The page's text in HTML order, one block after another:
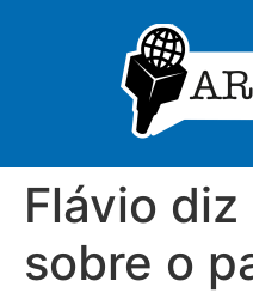
Flávio
sobre o